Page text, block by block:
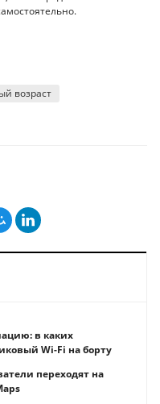
возраст
существуют и как они
рассказали о
в каких
Wi-Fi на борту
переходят на